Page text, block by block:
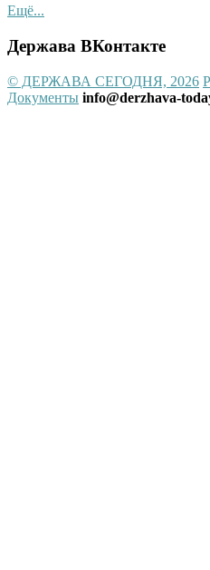
Ещё...
Держава ВКонтакте
© ДЕРЖАВА СЕГОДНЯ, 2026
Документы info@derzhava-